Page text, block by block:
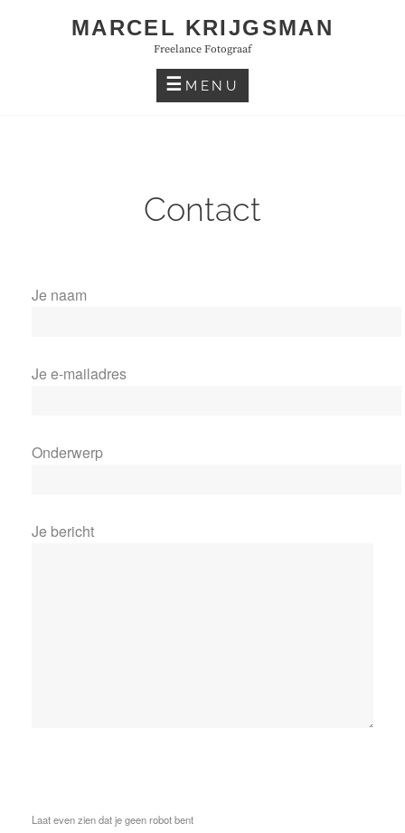
MARCEL KRIJGSMAN
Freelance Fotograaf
MENU
Contact
Je naam
Je e-mailadres
Onderwerp
Je bericht
Laat even zien dat je geen robot bent